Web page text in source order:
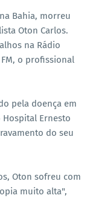
Bahia, morreu
Oton Carlos.
na Rádio
o profissional
pela doença em
Ernesto
do seu
Oton sofreu com
muito alta",